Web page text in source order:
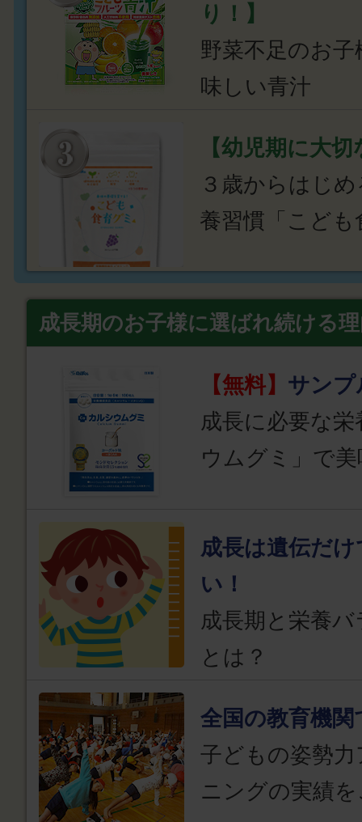
り！】
野菜不足のお
味しい青汁
【幼児期に大
３歳からはじ
養習慣「こども
成長期のお子様に選ばれ続ける
【無料】 サンプ
成長に必要な
ウムグミ」で
成長は遺伝だ
い！
成長期と栄養
とは？
全国の教育機関
子どもの姿勢
ニングの実績